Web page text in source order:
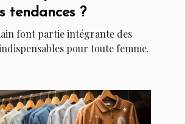
tendances ?
font partie intégrante des
pour toute femme.